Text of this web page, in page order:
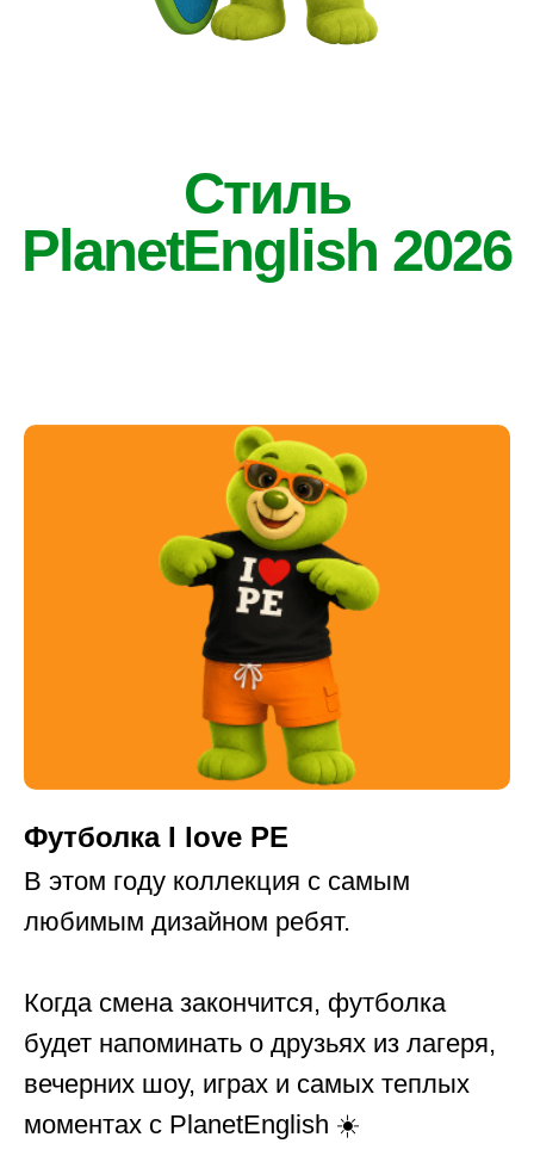
Футболка I love PE
В этом году коллекция с самым
любимым дизайном ребят.
Когда смена закончится, футболка
будет напоминать о друзьях из лагеря,
вечерних шоу, играх и самых теплых
моментах с PlanetEnglish ☀️
Забронировать
с
мену 2027!
Займите место в